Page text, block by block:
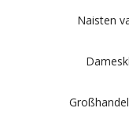
Naisten